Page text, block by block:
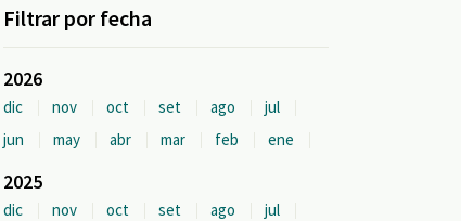
Filtrar por fecha
2026
dic nov oct set ago
jul
jun
may abr mar feb ene
2025
dic nov oct set ago
jul